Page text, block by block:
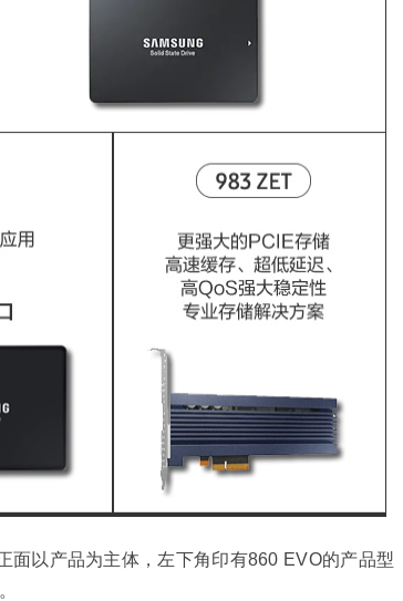
以产品为主体，左下角印有860 EVO的产品型